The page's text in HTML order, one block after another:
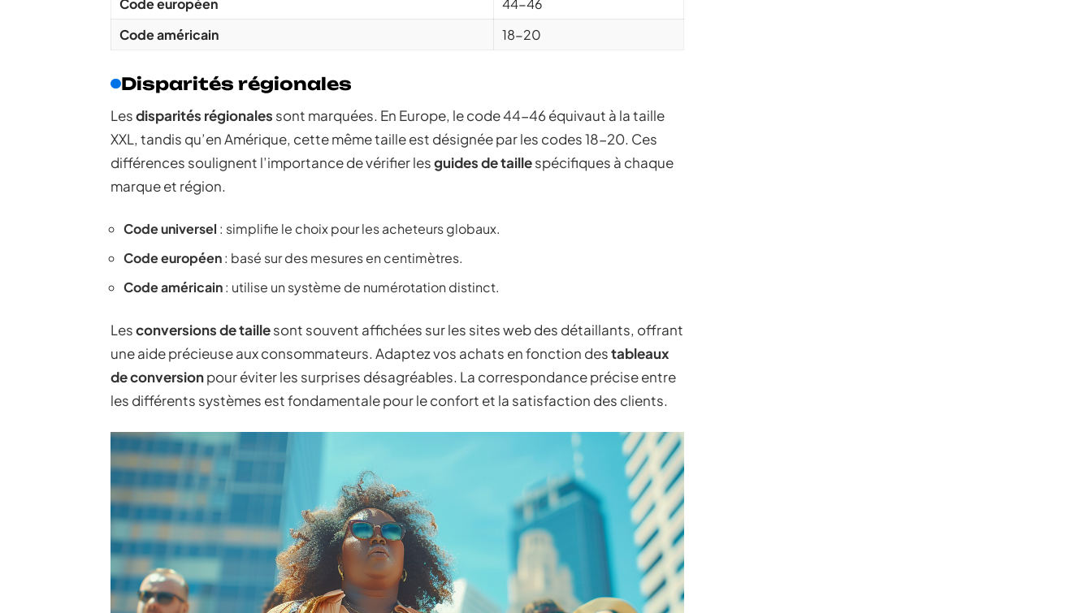
Code européen
44-46
Code américain
18-20
Disparités régionales
Lesdisparités régionales sont marquées. En Europe, le code 44-46 équivaut à la taille
XXL, tandis qu’en Amérique, cette même taille est désignée par les codes 18-20. Ces
différences soulignent l’importance de vérifier lesguides de taillespécifiques à chaque
marque et région.
Code universel : simplifie le choix pour les acheteurs globaux.
Code européen: basé sur des mesures en centimètres.
Code américain: utilise un système de numérotation distinct.
Lesconversions de taillesont souvent affichées sur les sites web des détaillants, offrant
une aide précieuse aux consommateurs. Adaptez vos achats en fonction destableaux
de conversionpour éviter les surprises désagréables. La correspondance précise entre
les différents systèmes est fondamentale pour le confort et la satisfaction des clients.